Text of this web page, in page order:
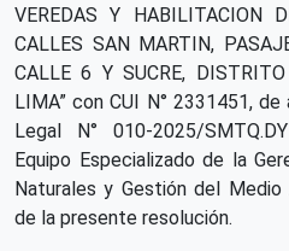
VEREDAS Y HABILITACION
CALLES SAN MARTIN,
CALLE 6 Y SUCRE,
LIMA” con CUI N° 2331451,
Legal N° 010-2025/
Equipo Especializado de la
Naturales y Gestión del
de la presente resolución.